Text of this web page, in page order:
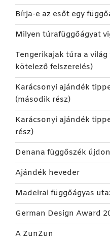
Bírja-e az esőt egy
Milyen túrafüggőágyat
Tengerikajak túra a
kötelező felszerelés)
Karácsonyi ajándék
(második rész)
Karácsonyi ajándék
rész)
Denana függőszék
Ajándék heveder
Madeirai függőágyas
German Design Award
A ZunZun